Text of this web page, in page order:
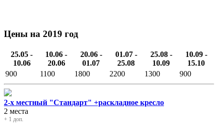
Цены на 2019 год
25.05 -
10.06
10.06 -
20.06
20.06 -
01.07
01.07 -
25.08
25.08 -
10.09
10.09 -
15.10
900
1100 1800 2200 1300 900
2-х местный "Стандарт" +раскладное кресло
2 места
+ 1 доп.